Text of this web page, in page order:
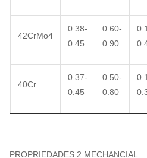
42CrMo4
0.38-
0.45
0.60-
0.90
40Cr
0.37-
0.45
0.50-
0.80
PROPRIEDADES 2.MECHANCIAL